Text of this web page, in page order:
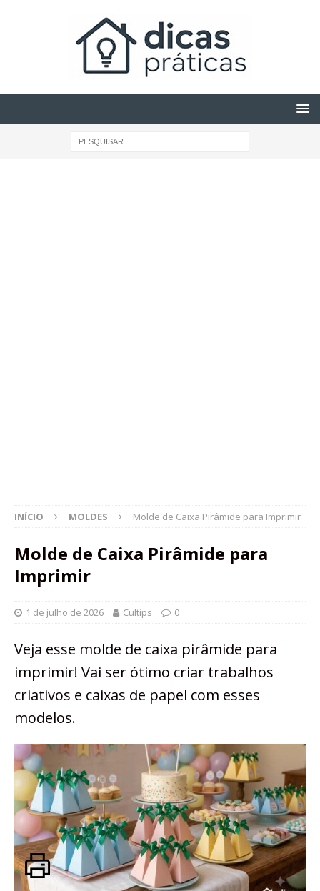
INÍCIO MOLDES Molde de Caixa Pirâmide para Imprimir
Molde de Caixa Pirâmide para
Imprimir
1 de julho de 2026 Cultips 0
Veja esse molde de caixa pirâmide para
imprimir! Vai ser ótimo criar trabalhos
criativos e caixas de papel com esses
modelos.